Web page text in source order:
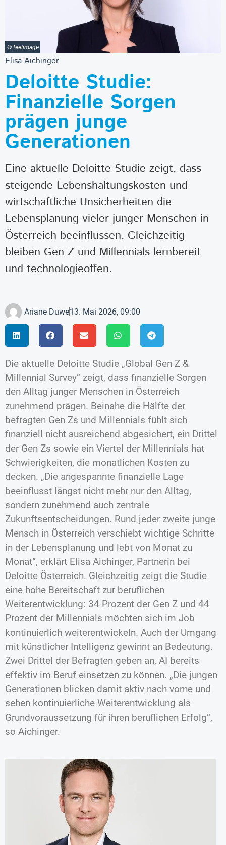
© feelimage
Elisa Aichinger
Deloitte Studie:
Finanzielle Sorgen
prägen junge
Generationen
Eine aktuelle Deloitte Studie zeigt, dass
steigende Lebenshaltungskosten und
wirtschaftliche Unsicherheiten die
Lebensplanung vieler junger Menschen in
Österreich beeinflussen. Gleichzeitig
bleiben Gen Z und Millennials lernbereit
und technologieoffen.
Ariane Duwe13. Mai 2026, 09:00
Die aktuelle Deloitte Studie „Global Gen Z &
Millennial Survey“ zeigt, dass finanzielle Sorgen
den Alltag junger Menschen in Österreich
zunehmend prägen. Beinahe die Hälfte der
befragten Gen Zs und Millennials fühlt sich
finanziell nicht ausreichend abgesichert, ein Drittel
der Gen Zs sowie ein Viertel der Millennials hat
Schwierigkeiten, die monatlichen Kosten zu
decken. „Die angespannte finanzielle Lage
beeinflusst längst nicht mehr nur den Alltag,
sondern zunehmend auch zentrale
Zukunftsentscheidungen. Rund jeder zweite junge
Mensch in Österreich verschiebt wichtige Schritte
in der Lebensplanung und lebt von Monat zu
Monat“, erklärt Elisa Aichinger, Partnerin bei
Deloitte Österreich. Gleichzeitig zeigt die Studie
eine hohe Bereitschaft zur beruflichen
Weiterentwicklung: 34 Prozent der Gen Z und 44
Prozent der Millennials möchten sich im Job
kontinuierlich weiterentwickeln. Auch der Umgang
mit künstlicher Intelligenz gewinnt an Bedeutung.
Zwei Drittel der Befragten geben an, AI bereits
effektiv im Beruf einsetzen zu können. „Die jungen
Generationen blicken damit aktiv nach vorne und
sehen kontinuierliche Weiterentwicklung als
Grundvoraussetzung für ihren beruflichen Erfolg“,
so Aichinger.